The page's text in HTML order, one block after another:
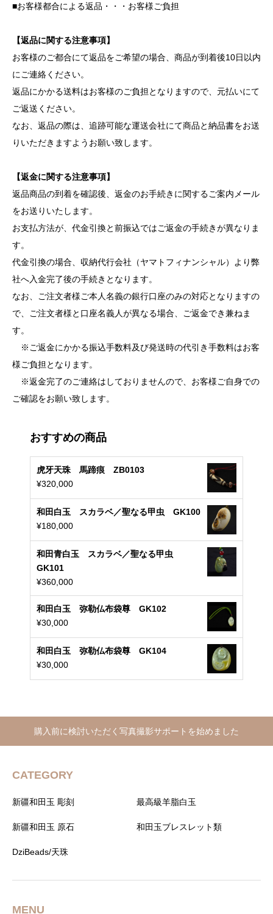
■お客様都合による返品・・・お客様ご負担
【返品に関する注意事項】
お客様のご都合にて返品をご希望の場合、商品が到着後10日以内
にご連絡ください。
返品にかかる送料はお客様のご負担となりますので、元払いにて
ご返送ください。
なお、返品の際は、追跡可能な運送会社にて商品と納品書をお送
りいただきますようお願い致します。
【返金に関する注意事項】
返品商品の到着を確認後、返金のお手続きに関するご案内メール
をお送りいたします。
お支払方法が、代金引換と前振込ではご返金の手続きが異なりま
す。
代金引換の場合、収納代行会社（ヤマトフィナンシャル）より弊
社へ入金完了後の手続きとなります。
なお、ご注文者様ご本人名義の銀行口座のみの対応となりますの
で、ご注文者様と口座名義人が異なる場合、ご返金でき兼ねま
す。
※ご返金にかかる振込手数料及び発送時の代引き手数料はお客
様ご負担となります。
※返金完了のご連絡はしておりませんので、お客様ご自身での
ご確認をお願い致します。
おすすめの商品
虎牙天珠 馬蹄痕 ZB0103
¥320,000
和田白玉 スカラベ／聖なる甲虫 GK100
¥180,000
和田青白玉 スカラベ／聖なる甲虫
GK101
¥360,000
和田白玉 弥勒仏布袋尊 GK102
¥30,000
和田白玉 弥勒仏布袋尊 GK104
¥30,000
購入前に検討いただく写真撮影サポートを始めました
CATEGORY
新疆和田玉 彫刻 最高級羊脂白玉
新疆和田玉 原石 和田玉ブレスレット類
DziBeads/天珠
MENU